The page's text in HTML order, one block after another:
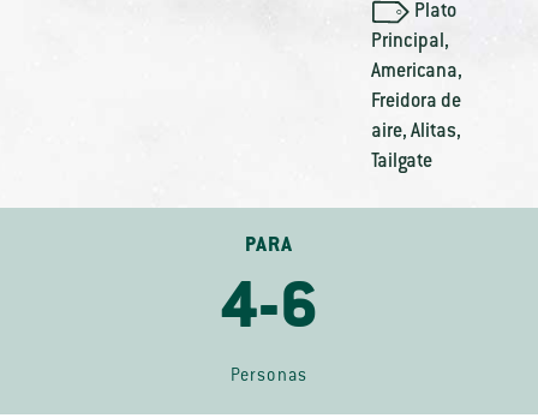
Plato
Principal,
Americana,
Freidora de
aire, Alitas,
Tailgate
PARA
4-6
Personas